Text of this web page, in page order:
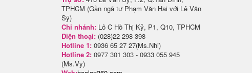
TPHCM (Gần ngã tư Phạm Văn Hai với Lê Văn
Sỹ)
Chi nhánh: Lô C Hồ Thị Kỷ, P1, Q10, TPHCM
Điện thoại: (028)22 298 398
Hotline 1: 0936 65 27 27(Ms.Nhi)
Hotline 2: 0977 301 303 - 0933 055 945
(Ms.Vy)